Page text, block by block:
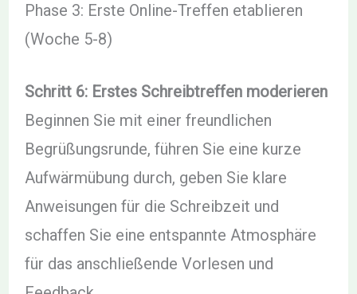
Phase 3: Erste Online-Treffen etablieren
(Woche 5-8)
Schritt 6: Erstes Schreibtreffen moderieren
Beginnen Sie mit einer freundlichen
Begrüßungsrunde, führen Sie eine kurze
Aufwärmübung durch, geben Sie klare
Anweisungen für die Schreibzeit und
schaffen Sie eine entspannte Atmosphäre
für das anschließende Vorlesen und